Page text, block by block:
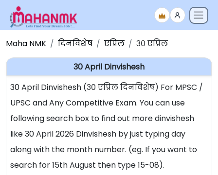
Maha NMK दिनविशेष एप्रिल ३० एप्रिल
30 April Dinvishesh
30 April Dinvishesh (३० एप्रिल दिनविशेष) For MPSC /
UPSC and Any Competitive Exam. You can use
following search box to find out more dinvishesh
like 30 April 2026 Dinvishesh by just typing day
along with the month number. (eg. If you want to
search for 15th August then type 15-08).